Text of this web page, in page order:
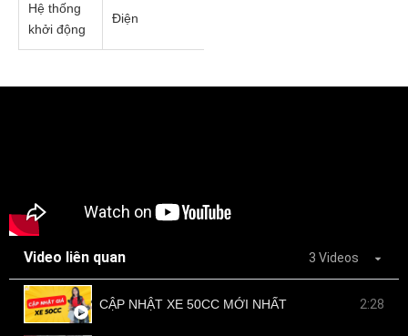
Hệ thống
khởi động
Điện
Video liên quan 3 Videos
CẬP NHẬT XE 50CC MỚI NHẤT 2:28